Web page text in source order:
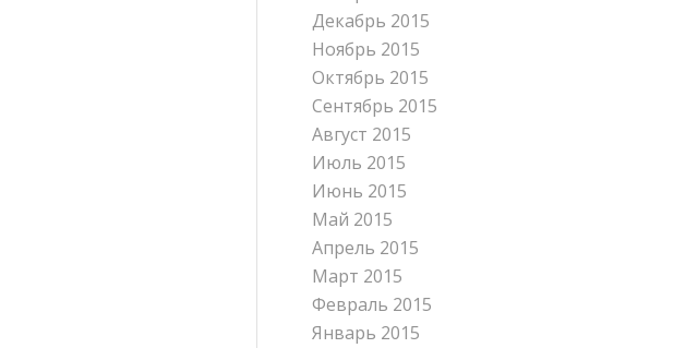
Декабрь 2015
Ноябрь 2015
Октябрь 2015
Сентябрь 2015
Август 2015
Июль 2015
Июнь 2015
Май 2015
Апрель 2015
Март 2015
Февраль 2015
Январь 2015